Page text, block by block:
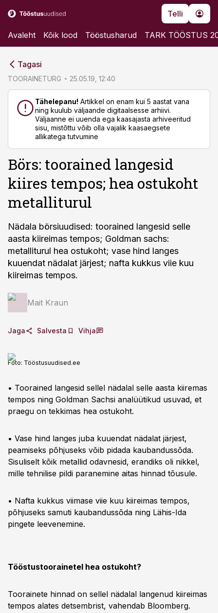
Telli
Avaleht Kõik lood Tööstusharud TARK TÖÖSTUS
Tagasi
TOORAINETURG 25.05.19, 12:40
Tähelepanu! Artikkel on enam kui 5 aastat vana
ning kuulub väljaande digitaalsesse arhiivi.
Väljaanne ei uuenda ega kaasajasta arhiveeritud
sisu, mistõttu võib olla vajalik kaasaegsete
allikatega tutvumine
Börs: toorained langesid
kiires tempos; hea ostukoht
metalliturul
Nädala börsiuudised: toorained langesid selle
aasta kiireimas tempos; Goldman sachs:
metalliturul hea ostukoht; vase hind langes
kuuendat nädalat järjest; nafta kukkus viie kuu
kiireimas tempos.
Mait Kraun
Jaga Salvesta Vihja
Foto: Tööstusuudised.ee
• Toorained langesid sellel nädalal selle aasta kiiremas
tempos ning Goldman Sachsi analüütikud usuvad, et
praegu on tekkimas hea ostukoht.
• Vase hind langes juba kuuendat nädalat järjest,
peamiseks põhjuseks võib pidada kaubandussõda.
Sisuliselt kõik metallid odavnesid, erandiks oli nikkel,
mille tehnilise pildi paranemine aitas hinnad tõusule.
• Nafta kukkus viimase viie kuu kiireimas tempos,
põhjuseks samuti kaubandussõda ning Lähis-Ida
pingete leevenemine.
Tööstustoorainetel hea ostukoht?
Toorainete hinnad on sellel nädalal langenud kiireimas
tempos alates detsembrist, vahendab Bloomberg.